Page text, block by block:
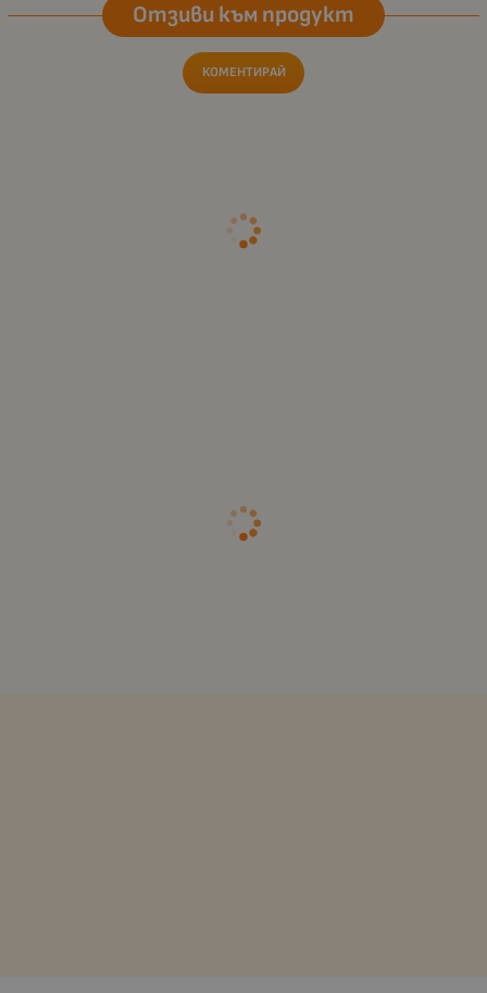
Отзиви към продукт
КОМЕНТИРАЙ